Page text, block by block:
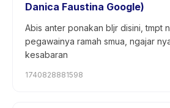
Danica Faustina Google)
Abis anter ponakan bljr disini, tmpt
pegawainya ramah smua, ngajar
kesabaran
1740828881598